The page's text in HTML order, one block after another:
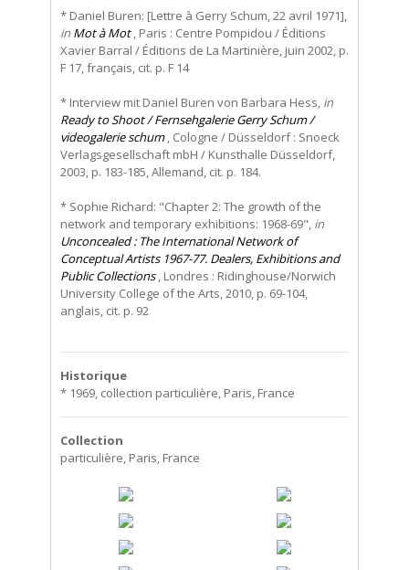
* Daniel Buren: [Lettre à Gerry Schum, 22 avril 1971],
in Mot à Mot, Paris : Centre Pompidou / Éditions
Xavier Barral / Éditions de La Martinière, juin 2002, p.
F 17, français, cit. p. F 14
* Interview mit Daniel Buren von Barbara Hess, in
Ready to Shoot / Fernsehgalerie Gerry Schum /
videogalerie schum, Cologne / Düsseldorf : Snoeck
Verlagsgesellschaft mbH / Kunsthalle Düsseldorf,
2003, p. 183-185, Allemand, cit. p. 184.
* Sophie Richard: "Chapter 2: The growth of the
network and temporary exhibitions: 1968-69", in
Unconcealed : The International Network of
Conceptual Artists 1967-77. Dealers, Exhibitions and
Public Collections, Londres : Ridinghouse/Norwich
University College of the Arts, 2010, p. 69-104,
anglais, cit. p. 92
Historique
* 1969, collection particulière, Paris, France
Collection
particulière, Paris, France